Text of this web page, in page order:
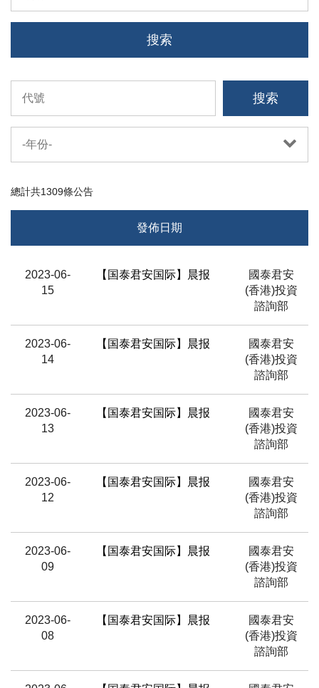
搜索
搜索
-年份-
總計共1309條公告
發佈日期
2023-06-
15
【国泰君安国际】晨报
國泰君安
(香港)投資
諮詢部
2023-06-
14
【国泰君安国际】晨报
國泰君安
(香港)投資
諮詢部
2023-06-
13
【国泰君安国际】晨报
國泰君安
(香港)投資
諮詢部
2023-06-
12
【国泰君安国际】晨报
國泰君安
(香港)投資
諮詢部
2023-06-
09
【国泰君安国际】晨报
國泰君安
(香港)投資
諮詢部
2023-06-
08
【国泰君安国际】晨报
國泰君安
(香港)投資
諮詢部